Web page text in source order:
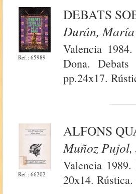
Ref.: 65989
DEBATS
Durán,
Valencia
Dona.
pp.24x17.
Ref.: 66202
ALFONS
Muñoz Pujol,
Valencia
20x14.